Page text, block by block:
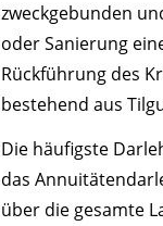
zweckgebunden
oder Sanierung
Rückführung des
bestehend aus
Die häufigste
das
über die gesamte